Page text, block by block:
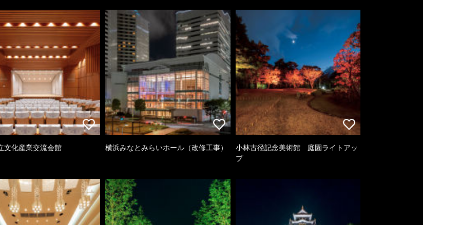
文化産業交流会館 横浜みなとみらいホール（改修工事）
小林古径記念美術館 庭園ライトアッ
プ